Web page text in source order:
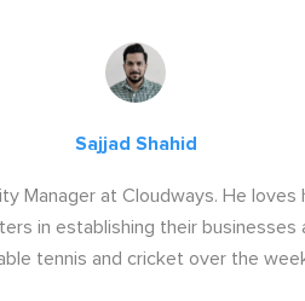
Sajjad Shahid
Manager at Cloudways. He
in establishing their businesses
tennis and cricket over the